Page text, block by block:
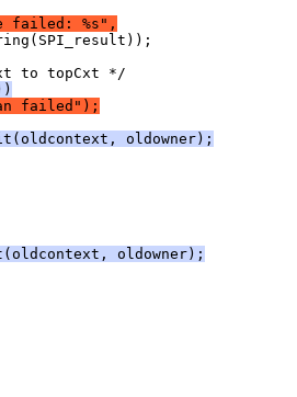
failed: %s",
to topCxt */
failed");
oldowner);
oldowner);